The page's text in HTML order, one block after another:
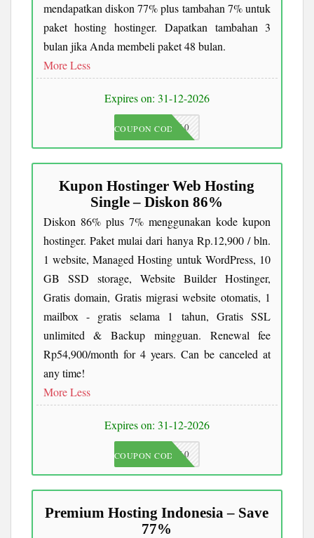
mendapatkan diskon 77% plus tambahan 7% untuk
paket hosting hostinger. Dapatkan tambahan 3
bulan jika Anda membeli paket 48 bulan.
More Less
Expires on: 31-12-2026
JKC10
COUPON CODE
Kupon Hostinger Web Hosting
Single – Diskon 86%
Diskon 86% plus 7% menggunakan kode kupon
hostinger. Paket mulai dari hanya Rp.12,900 / bln.
1 website, Managed Hosting untuk WordPress, 10
GB SSD storage, Website Builder Hostinger,
Gratis domain, Gratis migrasi website otomatis, 1
mailbox - gratis selama 1 tahun, Gratis SSL
unlimited & Backup mingguan. Renewal fee
Rp54,900/month for 4 years. Can be canceled at
any time!
More Less
Expires on: 31-12-2026
JKC10
COUPON CODE
Premium Hosting Indonesia – Save
77%